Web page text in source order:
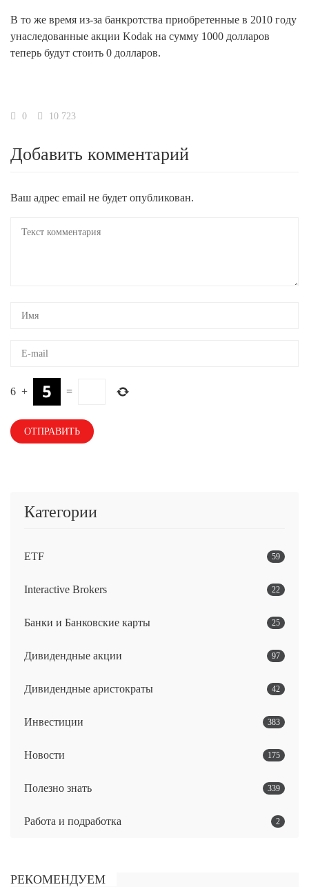
В то же время из-за банкротства приобретенные в 2010 году
унаследованные акции Kodak на сумму 1000 долларов
теперь будут стоить 0 долларов.
0 10 723
Добавить комментарий
Ваш адрес email не будет опубликован.
6 + =
Категории
ETF 59
Interactive Brokers 22
Банки и Банковские карты 25
Дивидендные акции 97
Дивидендные аристократы 42
Инвестиции 383
Новости 175
Полезно знать 339
Работа и подработка 2
РЕКОМЕНДУЕМ